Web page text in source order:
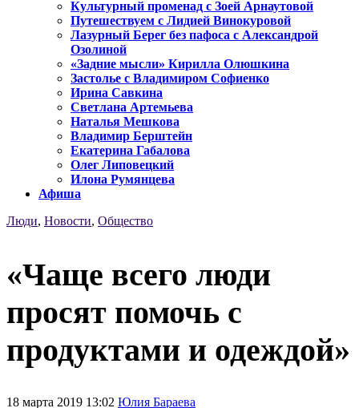
Культурный променад с Зоей Арнаутовой
Путешествуем с Лидией Винокуровой
Лазурный Берег без пафоса с Александрой
Озолиной
«Задние мысли» Кирилла Олюшкина
Застолье с Владимиром Софиенко
Ирина Савкина
Светлана Артемьева
Наталья Мешкова
Владимир Берштейн
Екатерина Габалова
Олег Липовецкий
Илона Румянцева
Афиша
Люди, Новости, Общество
«Чаще всего люди
просят помочь с
продуктами и одеждой»
18 марта 2019 13:02 Юлия Бараева